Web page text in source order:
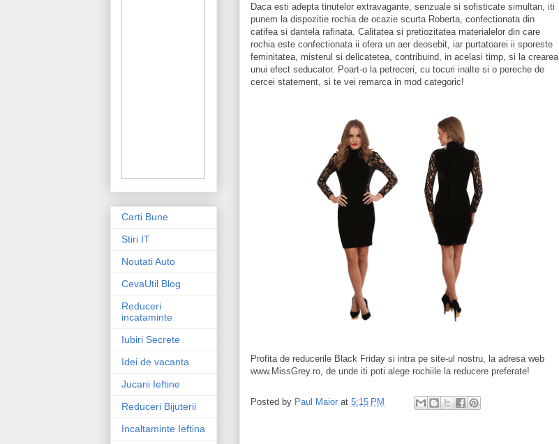
Daca esti adepta tinutelor extravagante, senzuale si sofisticate simultan, iti
punem la dispozitie rochia de ocazie scurta Roberta, confectionata din
catifea si dantela rafinata. Calitatea si pretiozitatea materialelor din care
rochia este confectionata ii ofera un aer deosebit, iar purtatoarei ii sporeste
feminitatea, misterul si delicatetea, contribuind, in acelasi timp, si la crearea
unui efect seducator. Poart-o la petreceri, cu tocuri inalte si o pereche de
cercei statement, si te vei remarca in mod categoric!
Profita de reducerile Black Friday si intra pe site-ul nostru, la adresa web
www.MissGrey.ro, de unde iti poti alege rochiile la reducere preferate!
Posted by Paul Maior at 5:15 PM
Carti Bune
Stiri IT
Noutati Auto
CevaUtil Blog
Reduceri
incataminte
Iubiri Secrete
Idei de vacanta
Jucarii Ieftine
Reduceri Bijuterii
Incaltaminte Ieftina